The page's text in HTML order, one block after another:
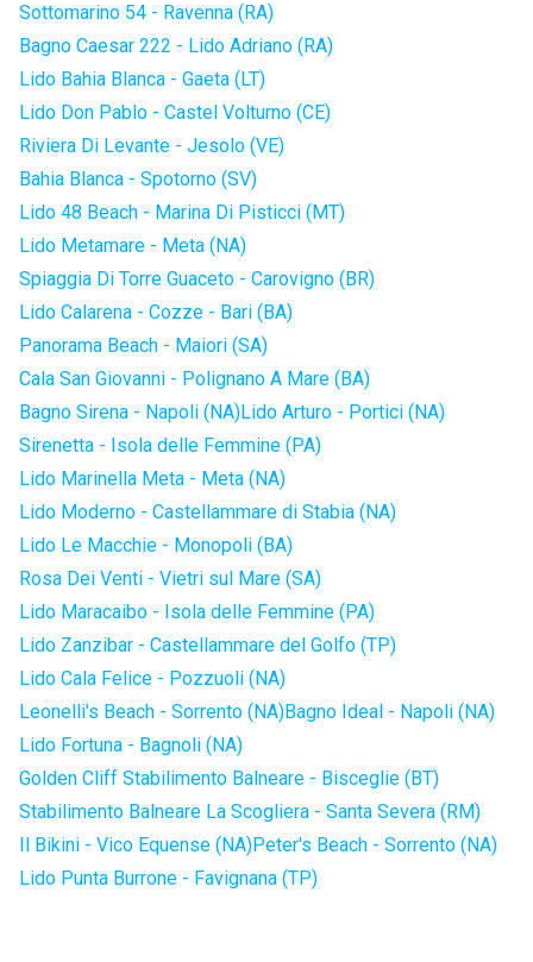
Sottomarino 54 - Ravenna (RA)
Bagno Caesar 222 - Lido Adriano (RA)
Lido Bahia Blanca - Gaeta (LT)
Lido Don Pablo - Castel Volturno (CE)
Riviera Di Levante - Jesolo (VE)
Bahia Blanca - Spotorno (SV)
Lido 48 Beach - Marina Di Pisticci (MT)
Lido Metamare - Meta (NA)
Spiaggia Di Torre Guaceto - Carovigno (BR)
Lido Calarena - Cozze - Bari (BA)
Panorama Beach - Maiori (SA)
Cala San Giovanni - Polignano A Mare (BA)
Bagno Sirena - Napoli (NA)Lido Arturo - Portici (NA)
Sirenetta - Isola delle Femmine (PA)
Lido Marinella Meta - Meta (NA)
Lido Moderno - Castellammare di Stabia (NA)
Lido Le Macchie - Monopoli (BA)
Rosa Dei Venti - Vietri sul Mare (SA)
Lido Maracaibo - Isola delle Femmine (PA)
Lido Zanzibar - Castellammare del Golfo (TP)
Lido Cala Felice - Pozzuoli (NA)
Leonelli's Beach - Sorrento (NA)Bagno Ideal - Napoli (NA)
Lido Fortuna - Bagnoli (NA)
Golden Cliff Stabilimento Balneare - Bisceglie (BT)
Stabilimento Balneare La Scogliera - Santa Severa (RM)
Il Bikini - Vico Equense (NA)Peter's Beach - Sorrento (NA)
Lido Punta Burrone - Favignana (TP)